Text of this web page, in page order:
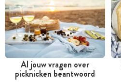
Al jouw vragen over
picknicken beantwoord